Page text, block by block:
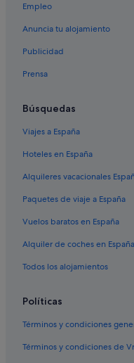
Campings de caravanas en
Casas de campo en Evia
Purnos hoteles
Hoteles que aceptan
Triada hoteles
Kymi-Aliveri hoteles
Hoteles de lujo en Evia
Villas en Evia
Hoteles con bar en Evia
Hoteles de 3 estrellas en
Hoteles en la playa en Evia
Empleo
Anuncia tu alojamiento
Publicidad
Prensa
Búsquedas
Viajes a España
Hoteles en España
Alquileres vacacionales
Paquetes de viaje a España
Vuelos baratos en España
Alquiler de coches en España
Todos los alojamientos
Políticas
Términos y condiciones
Términos y condiciones de